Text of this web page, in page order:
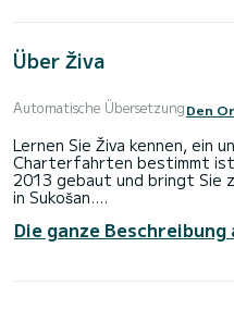
Über Živa
Automatische ÜbersetzungDen
Lernen Sie Živa kennen, ein
Charterfahrten bestimmt
2013 gebaut und bringt Sie
in Sukošan.
Das Boot verfügt über 3
bietet Platz für 8 Personen.
außergewöhnlichen Urlaub
Die ganze Beschreibung